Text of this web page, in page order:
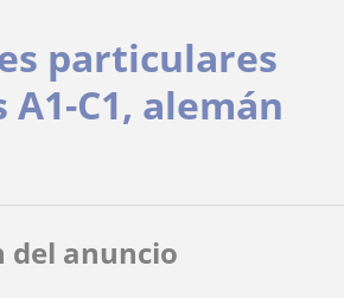
particulares
A1-C1, alemán
del anuncio